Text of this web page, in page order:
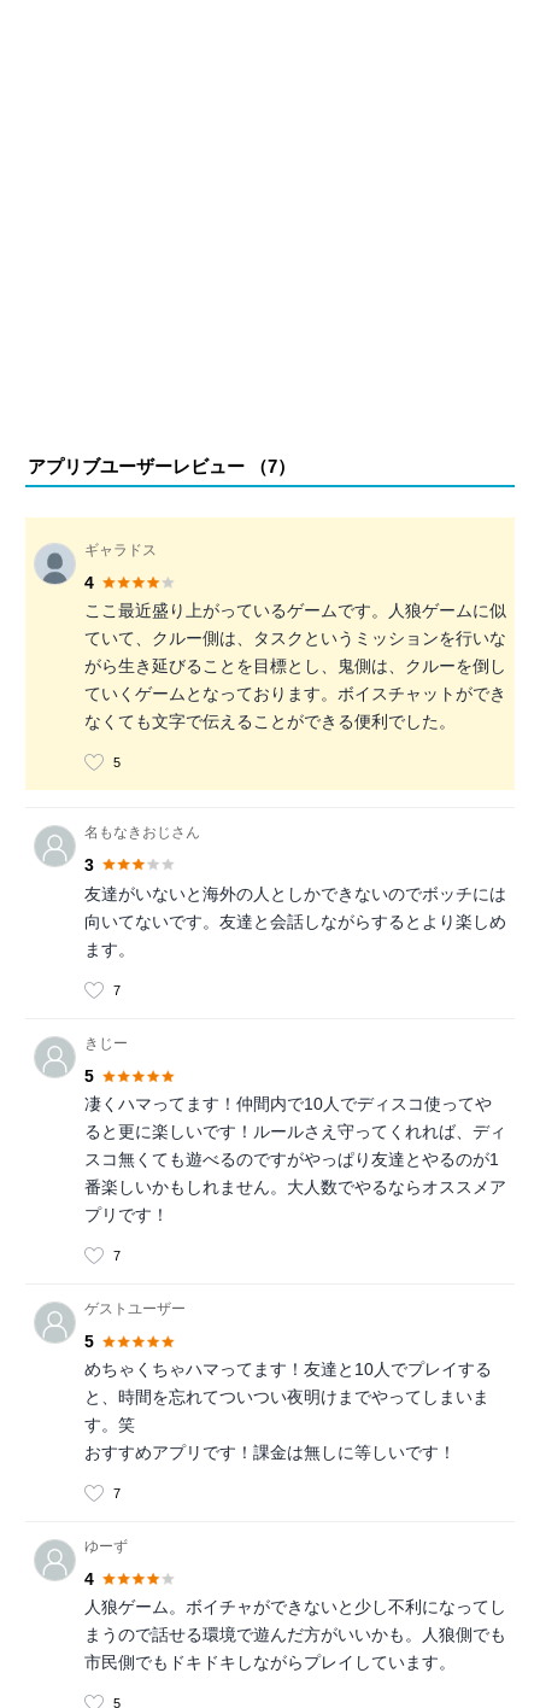
アプリブユーザーレビュー （7）
ギャラドス
4
ここ最近盛り上がっているゲームです。人狼ゲームに似
ていて、クルー側は、タスクというミッションを行いな
がら生き延びることを目標とし、鬼側は、クルーを倒し
ていくゲームとなっております。ボイスチャットができ
なくても文字で伝えることができる便利でした。
5
名もなきおじさん
3
友達がいないと海外の人としかできないのでボッチには
向いてないです。友達と会話しながらするとより楽しめ
ます。
7
きじー
5
凄くハマってます！仲間内で10人でディスコ使ってや
ると更に楽しいです！ルールさえ守ってくれれば、ディ
スコ無くても遊べるのですがやっぱり友達とやるのが1
番楽しいかもしれません。大人数でやるならオススメア
プリです！
7
ゲストユーザー
5
めちゃくちゃハマってます！友達と10人でプレイする
と、時間を忘れてついつい夜明けまでやってしまいま
す。笑
おすすめアプリです！課金は無しに等しいです！
7
ゆーず
4
人狼ゲーム。ボイチャができないと少し不利になってし
まうので話せる環境で遊んだ方がいいかも。人狼側でも
市民側でもドキドキしながらプレイしています。
5